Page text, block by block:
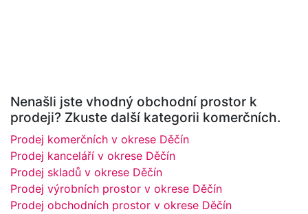
Nenašli jste vhodný obchodní prostor k
prodeji? Zkuste další kategorii komerčních.
Prodej komerčních v okrese Děčín
Prodej kanceláří v okrese Děčín
Prodej skladů v okrese Děčín
Prodej výrobních prostor v okrese Děčín
Prodej obchodních prostor v okrese Děčín